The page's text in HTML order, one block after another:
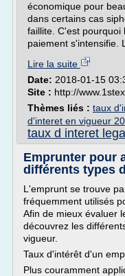
économique pour
dans certains cas
faillite. C'est
paiement s'intensifie.
Lire la suite
Date: 2018-01-15
Site : http://
Thèmes liés : taux
d'interet en vigueur
taux d interet legal
Emprunter pour
différents types
L'emprunt se trouve
fréquemment utilisés
Afin de mieux évaluer
découvrez les
vigueur.
Taux d'intérêt d'un
Plus couramment